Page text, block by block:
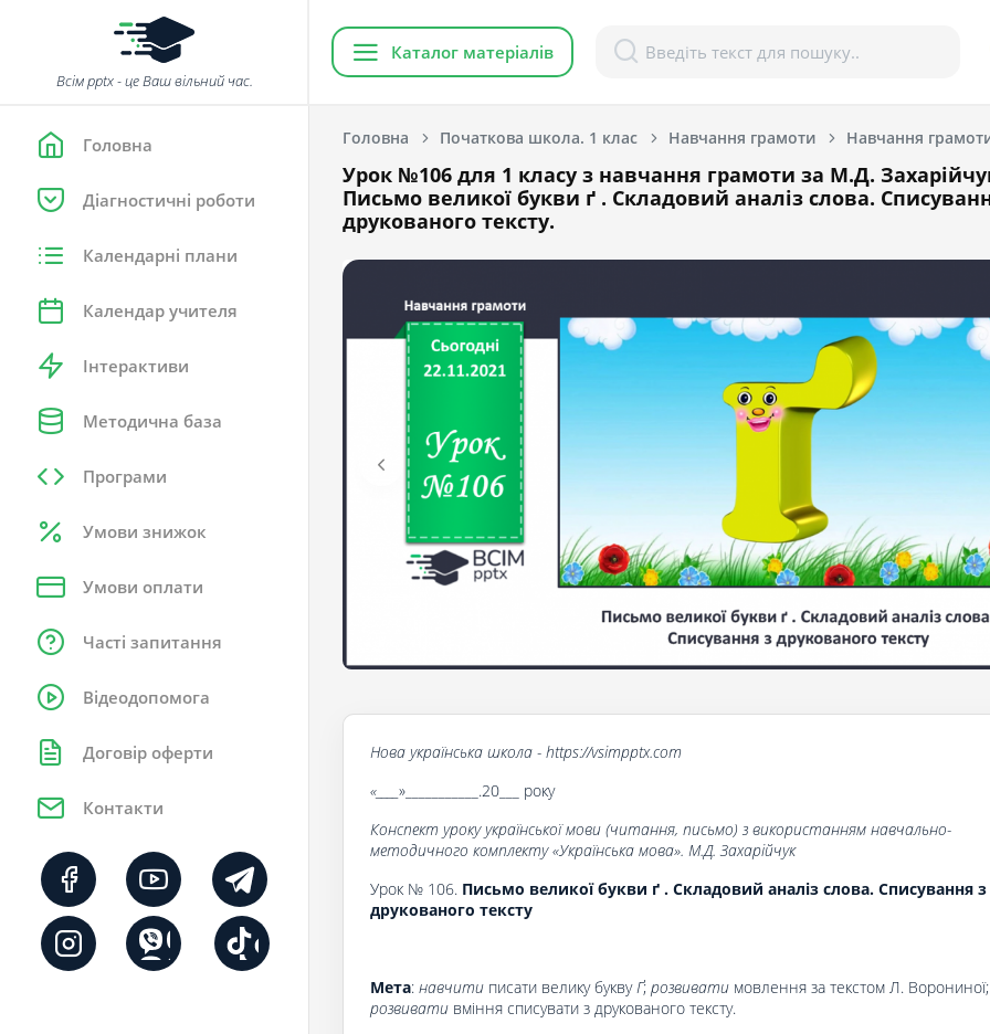
Всім pptx - це Ваш вільний час.
Головна
Діагностичні роботи
Календарні плани
Календар учителя
Інтерактиви
Методична база
Програми
Умови знижок
Умови оплати
Часті запитання
Відеодопомога
Договір оферти
Контакти
Каталог матеріалів
Головна Початкова школа. 1 клас Навчання грамоти
Урок №106 для 1 класу з навчання грамоти за М.Д.
Письмо великої букви ґ . Складовий аналіз слова.
друкованого тексту.
Нова українська школа - https://vsimpptx.com
«____ »___________.20___ року
Конспект уроку української мови (читання, письмо) з використанням навчально-
методичного комплекту «Українська мова». М.Д. Захарійчук
Урок № 106. Письмо великої букви ґ . Складовий аналіз слова. Списування з
друкованого тексту
Мета: навчити писати велику буквуҐ; розвивати мовлення за текстом Л. Ворониної;
розвивати вміння списувати з друкованого тексту.